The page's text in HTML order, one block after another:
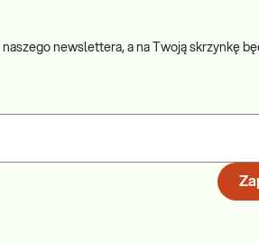
naszego newslettera, a na Twoją skrzynkę